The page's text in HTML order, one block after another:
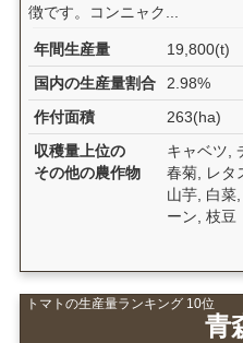
徴です。コンニャク...
年間生産量
19,800(t)
国内の生産量割合
2.98%
作付面積
263(ha)
収穫量上位の
その他の農作物
キャベツ,
春菊, レタ
山芋, 白菜
ーン, 枝豆
トマトの生産量ランキング 10位
青